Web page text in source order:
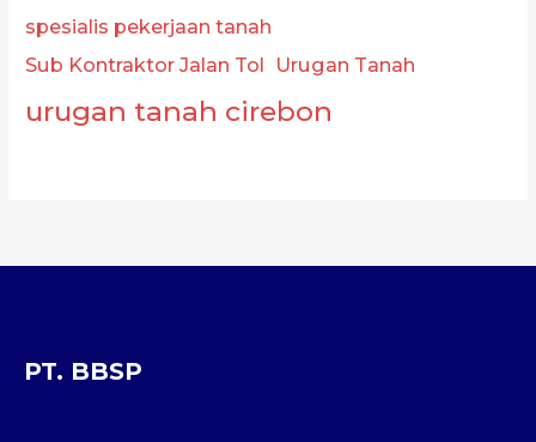
spesialis pekerjaan tanah
Sub Kontraktor Jalan Tol Urugan Tanah
urugan tanah cirebon
PT. BBSP